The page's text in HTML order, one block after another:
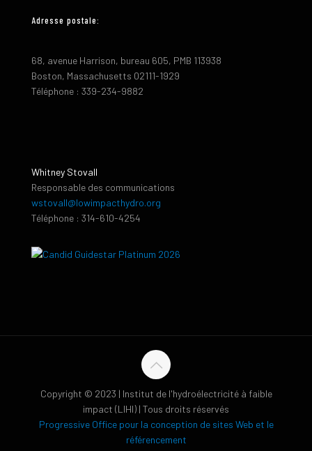
Adresse postale:
68, avenue Harrison, bureau 605, PMB 113938
Boston, Massachusetts 02111-1929
Téléphone : 339-234-9882
Whitney Stovall
Responsable des communications
wstovall@lowimpacthydro.org
Téléphone : 314-610-4254
Copyright © 2023 | Institut de l'hydroélectricité à faible
impact (LIHI) | Tous droits réservés
Progressive Office pour la conception de sites Web et le
référencement